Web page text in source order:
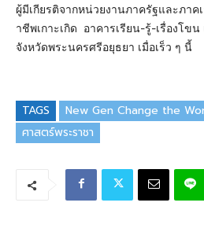
ผู้มีเกียรติจากหน่วยงานภาครัฐและภา
าชีพเกาะเกิด อาคารเรียน-รู้-เรื่องโ
จังหวัดพระนครศรีอยุธยา เมื่อเร็ว ๆ นี้
TAGS New Gen Change the
ศาสตร์พระราชา